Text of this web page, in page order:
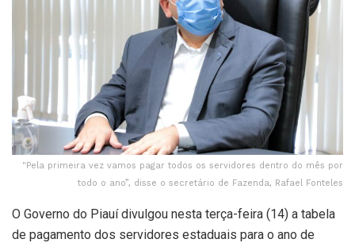
"Pela primeira vez vamos pagar todos os servidores dentro do mês por
todo o ano”, disse o secretário de Fazenda, Rafael Fonteles
O Governo do Piauí divulgou nesta terça-feira (14) a tabela
de pagamento dos servidores estaduais para o ano de